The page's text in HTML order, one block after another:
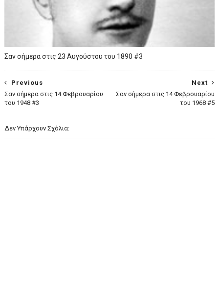
Σαν σήμερα στις 23 Αυγούστου του 1890 #3
Next
Σαν σήμερα στις 14 Φεβρουαρίου
του 1968 #5
Previous
Σαν σήμερα στις 14 Φεβρουαρίου
του 1948 #3
Δεν Υπάρχουν Σχόλια: